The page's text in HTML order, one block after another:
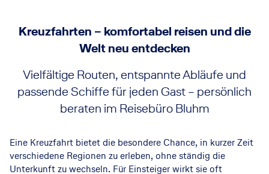
Kreuzfahrten – komfortabel reisen und die
Welt neu entdecken
Vielfältige Routen, entspannte Abläufe und
passende Schiffe für jeden Gast – persönlich
beraten im Reisebüro Bluhm
Eine Kreuzfahrt bietet die besondere Chance, in kurzer Zeit
verschiedene Regionen zu erleben, ohne ständig die
Unterkunft zu wechseln. Für Einsteiger wirkt sie oft